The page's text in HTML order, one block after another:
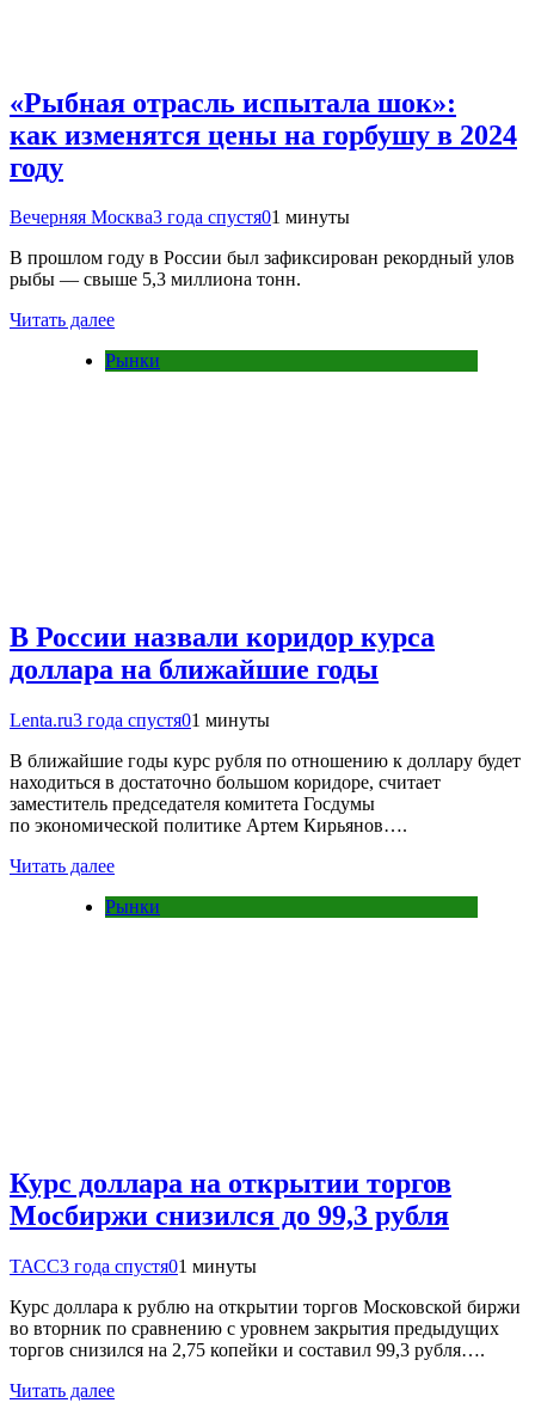
«Рыбная отрасль испытала шок»:
как изменятся цены на горбушу в 2024
году
Вечерняя Москва3 года спустя01 минуты
В прошлом году в России был зафиксирован рекордный улов
рыбы — свыше 5,3 миллиона тонн.
Читать далее
Рынки
В России назвали коридор курса
доллара на ближайшие годы
Lenta.ru3 года спустя01 минуты
В ближайшие годы курс рубля по отношению к доллару будет
находиться в достаточно большом коридоре, считает
заместитель председателя комитета Госдумы
по экономической политике Артем Кирьянов….
Читать далее
Рынки
Курс доллара на открытии торгов
Мосбиржи снизился до 99,3 рубля
ТАСС3 года спустя01 минуты
Курс доллара к рублю на открытии торгов Московской биржи
во вторник по сравнению с уровнем закрытия предыдущих
торгов снизился на 2,75 копейки и составил 99,3 рубля….
Читать далее